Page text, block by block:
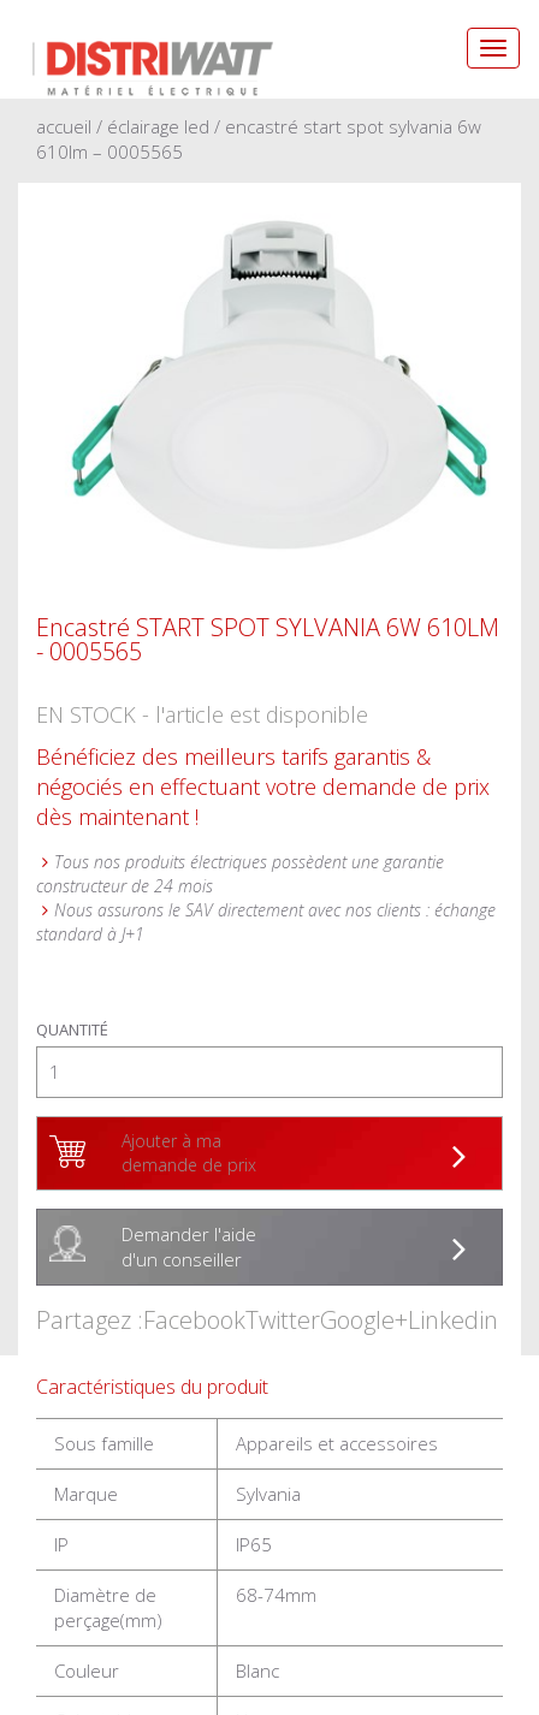
accueil / éclairage led / encastré start spot sylvania 6w
610lm – 0005565
Encastré START SPOT SYLVANIA 6W 610LM
- 0005565
EN STOCK - l'article est disponible
Bénéficiez des meilleurs tarifs garantis &
négociés en effectuant votre demande de prix
dès maintenant !
Tous nos produits électriques possèdent une garantie
constructeur de 24 mois
Nous assurons le SAV directement avec nos clients : échange
standard à J+1
QUANTITÉ
Ajouter à ma
demande de prix
Demander l'aide
d'un conseiller
Partagez :FacebookTwitterGoogle+Linkedin
Caractéristiques du produit
Sous famille Appareils et accessoires
Marque Sylvania
IP IP65
Diamètre de
perçage(mm)
68-74mm
Couleur Blanc